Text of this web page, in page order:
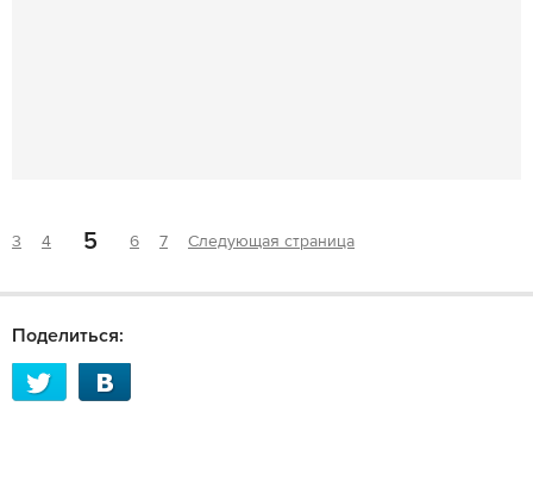
3 4 5 6 7 Следующая страница
Поделиться: